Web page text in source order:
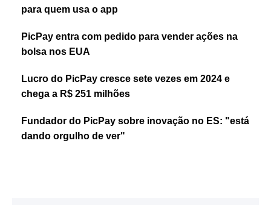
para quem usa o app
PicPay entra com pedido para vender ações na
bolsa nos EUA
Lucro do PicPay cresce sete vezes em 2024 e
chega a R$ 251 milhões
Fundador do PicPay sobre inovação no ES: "está
dando orgulho de ver"